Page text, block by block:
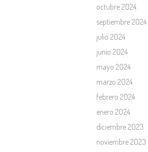
octubre 2024
septiembre 2024
julio 2024
junio 2024
mayo 2024
marzo 2024
febrero 2024
enero 2024
diciembre 2023
noviembre 2023